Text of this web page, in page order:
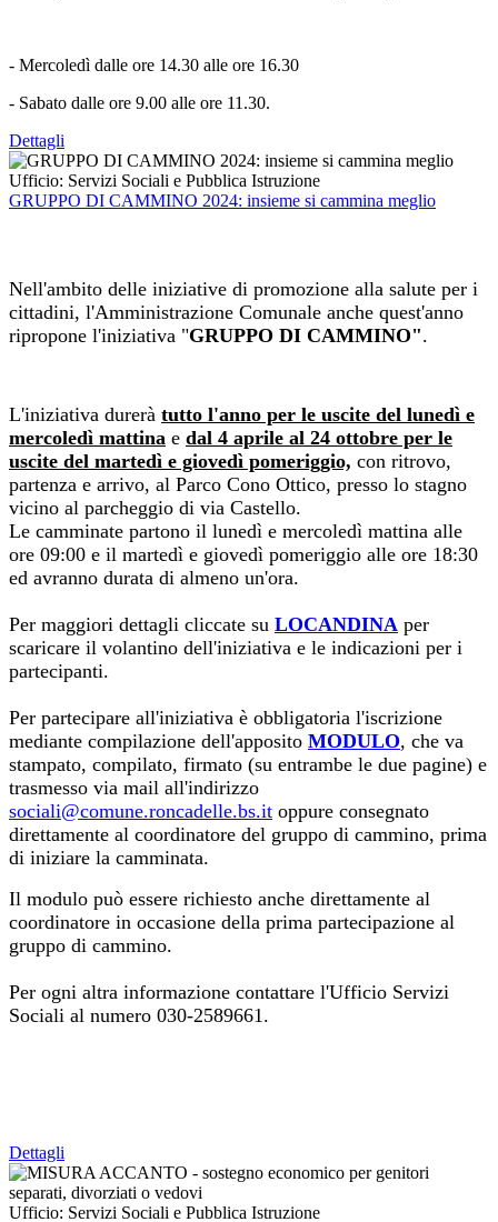
- Mercoledì dalle ore 14.30 alle ore 16.30
- Sabato dalle ore 9.00 alle ore 11.30.
Dettagli
Ufficio: Servizi Sociali e Pubblica Istruzione
GRUPPO DI CAMMINO 2024: insieme si cammina meglio
Nell'ambito delle iniziative di promozione alla salute per i
cittadini, l'Amministrazione Comunale anche quest'anno
ripropone l'iniziativa "GRUPPO DI CAMMINO".
L'iniziativa durerà tutto l'anno per le uscite del lunedì e
mercoledì mattina e dal 4 aprile al 24 ottobre per le
uscite del martedì e giovedì pomeriggio, con ritrovo,
partenza e arrivo, al Parco Cono Ottico, presso lo stagno
vicino al parcheggio di via Castello.
Le camminate partono il lunedì e mercoledì mattina alle
ore 09:00 e il martedì e giovedì pomeriggio alle ore 18:30
ed avranno durata di almeno un'ora.
Per maggiori dettagli cliccate su LOCANDINA per
scaricare il volantino dell'iniziativa e le indicazioni per i
partecipanti.
Per partecipare all'iniziativa è obbligatoria l'iscrizione
mediante compilazione dell'apposito MODULO, che va
stampato, compilato, firmato (su entrambe le due pagine) e
trasmesso via mail all'indirizzo
sociali@comune.roncadelle.bs.it oppure consegnato
direttamente al coordinatore del gruppo di cammino, prima
di iniziare la camminata.
Il modulo può essere richiesto anche direttamente al
coordinatore in occasione della prima partecipazione al
gruppo di cammino.
Per ogni altra informazione contattare l'Ufficio Servizi
Sociali al numero 030-2589661.
Dettagli
Ufficio: Servizi Sociali e Pubblica Istruzione